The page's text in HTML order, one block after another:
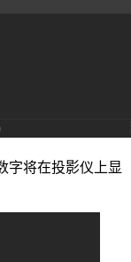
字将在投影仪上显